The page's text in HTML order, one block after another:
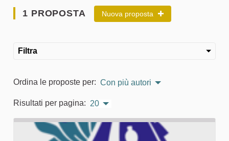
1 PROPOSTA Nuova proposta
Filtra
Ordina le proposte per: Con più autori
Risultati per pagina: 20